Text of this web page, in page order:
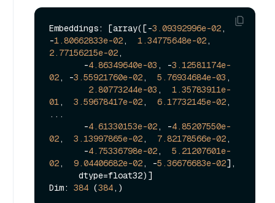
Embeddings: [array([-3.09392996e-02,
-1.80662833e-02, 1.34775648e-02
2.77156215e-02,
       -
4.86349640e-03 , -3.12581174e-
02, -3.55921760e-02, 5.76934684e-03 ,
2.80773244e-03 , 1.35783911e-
01, 3.59678417e-02, 6.17732145e-02,
...
       -
4.61330153e-02, -4.85207550e-
02, 3.13997865e-02, 7.82178566e-02,
       -
4.75336798e-02, 5.21207601e-
02, 9.04406682e-02, -5.36676683e-02],
Dim: 384 (384